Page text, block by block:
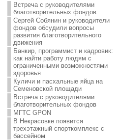
Встреча с руководителями
благотворительных фондов
Сергей Собянин и руководители
фондов обсудили вопросы
развития благотворительного
движения
Банкир, программист и кадровик:
как найти работу людям с
ограниченными возможностями
здоровья
Куличи и пасхальные яйца на
Семеновской площади
Встреча с руководителями
благотворительных фондов
МГТС GPON
В Некрасовке появится
трехэтажный спорткомплекс с
бассейном